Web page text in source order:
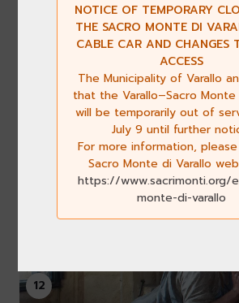
12
NOTICE OF TEMPORARY
THE SACRO MONTE DI
CABLE CAR AND CHANGES
ACCESS
The Municipality of Varallo
that the Varallo–Sacro
will be temporarily out of
July 9 until further
For more information,
Sacro Monte di Varallo
https://www.sacrimonti.org/
monte-di-varallo